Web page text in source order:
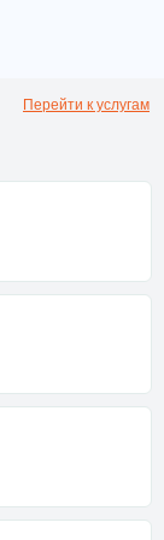
Перейти к услугам